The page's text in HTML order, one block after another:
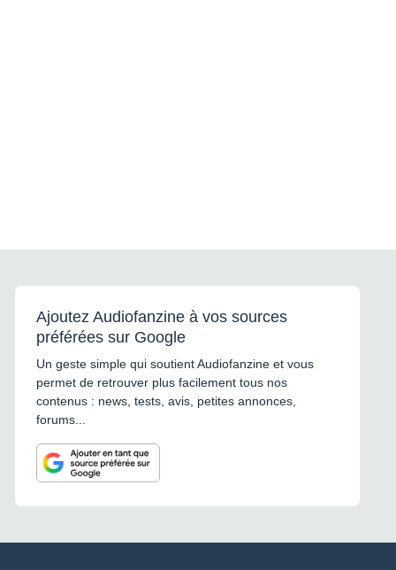
Ajoutez Audiofanzine à vos sources
préférées sur Google
Un geste simple qui soutient Audiofanzine et vous
permet de retrouver plus facilement tous nos
contenus : news, tests, avis, petites annonces,
forums...